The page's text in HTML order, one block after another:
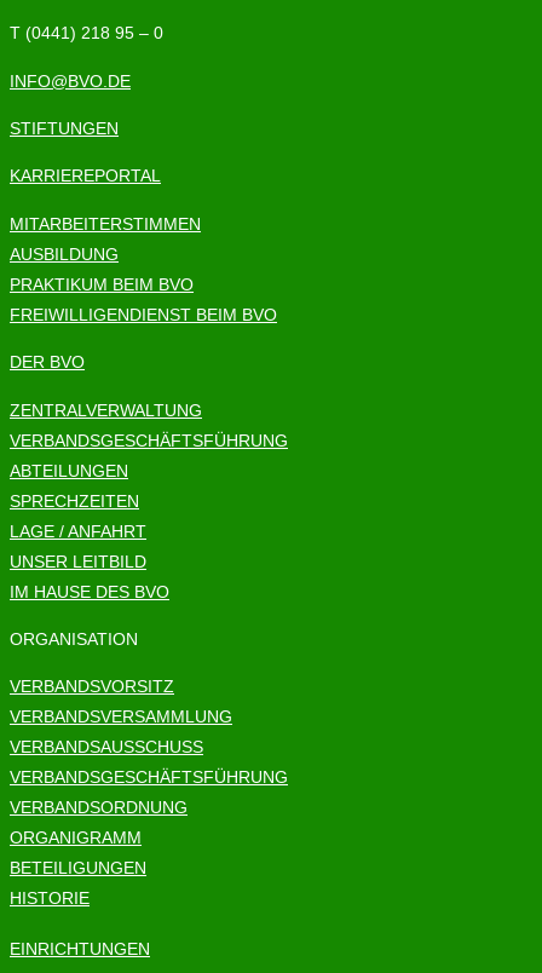
T (0441) 218 95 – 0
INFO@BVO.DE
STIFTUNGEN
KARRIEREPORTAL
MITARBEITERSTIMMEN
AUSBILDUNG
PRAKTIKUM BEIM BVO
FREIWILLIGENDIENST BEIM BVO
DER BVO
ZENTRALVERWALTUNG
VERBANDSGESCHÄFTSFÜHRUNG
ABTEILUNGEN
SPRECHZEITEN
LAGE / ANFAHRT
UNSER LEITBILD
IM HAUSE DES BVO
ORGANISATION
VERBANDSVORSITZ
VERBANDSVERSAMMLUNG
VERBANDSAUSSCHUSS
VERBANDSGESCHÄFTSFÜHRUNG
VERBANDSORDNUNG
ORGANIGRAMM
BETEILIGUNGEN
HISTORIE
EINRICHTUNGEN